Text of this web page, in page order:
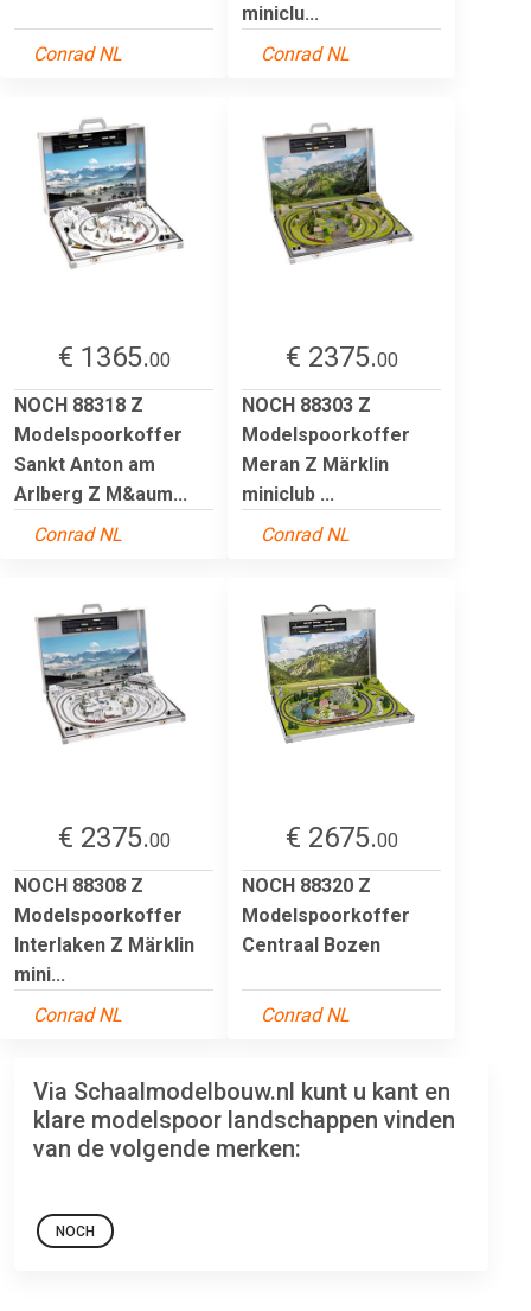
Conrad NL
miniclu...
Conrad NL
€ 1365.00
NOCH 88318 Z
Modelspoorkoffer
Sankt Anton am
Arlberg Z M&aum...
Conrad NL
€ 2375.00
NOCH 88303 Z
Modelspoorkoffer
Meran Z Märklin
miniclub ...
Conrad NL
€ 2375.00
NOCH 88308 Z
Modelspoorkoffer
Interlaken Z Märklin
mini...
Conrad NL
€ 2675.00
NOCH 88320 Z
Modelspoorkoffer
Centraal Bozen
Conrad NL
Via Schaalmodelbouw.nl kunt u kant en
klare modelspoor landschappen vinden
van de volgende merken:
NOCH